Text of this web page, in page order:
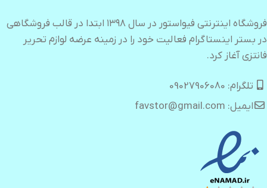
فروشگاه اینترنتی فیواستور در سال ۱۳۹۸ ابتدا در قالب فروشگاهی
در بستر اینستاگرام فعالیت خود را در زمینه عرضه لوازم تحریر
فانتزی آغاز کرد.
تلگرام: 09027906080
ایمیل: favstor@gmail.com